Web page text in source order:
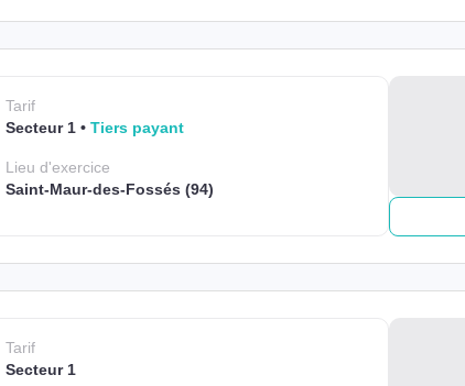
Tarif
Secteur 1
Tiers payant
Lieud'exercice
Saint-Maur-des-Fossés (94)
Tarif
Secteur 1